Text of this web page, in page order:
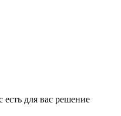
для вас решение